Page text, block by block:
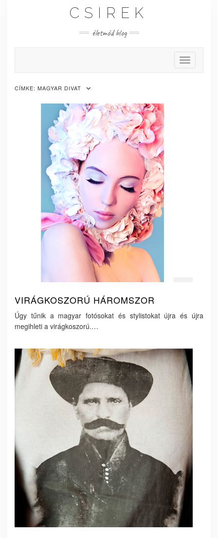
CSIREK
életmód blog
Toggle
CÍMKE: MAGYAR DIVAT
VIRÁGKOSZORÚ HÁROMSZOR
Úgy tűnik a magyar fotósokat és stylistokat újra és újra
megihleti a virágkoszorú.…